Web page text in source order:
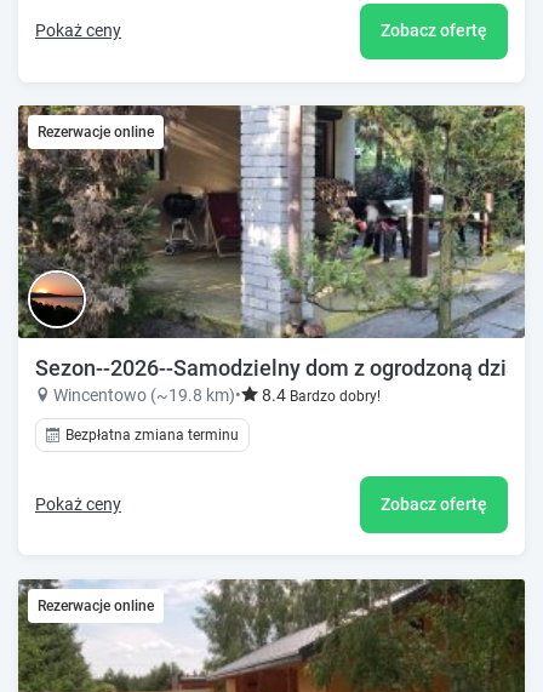
Pokaż ceny Zobacz ofertę
Rezerwacje online
Sezon--2026--Samodzielny dom z ogrodzoną
Wincentowo (~19.8 km)• 8.4 Bardzo dobry!
Bezpłatna zmiana terminu
Pokaż ceny Zobacz ofertę
Rezerwacje online